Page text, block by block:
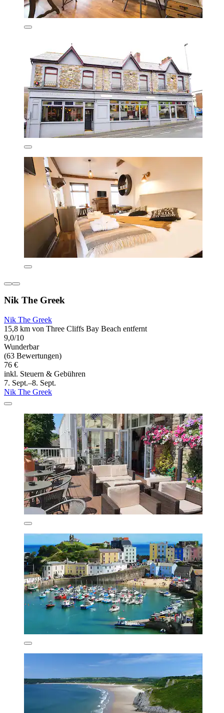
Nik The Greek
Nik The Greek
15,8 km von Three Cliffs Bay Beach entfernt
9,0/10
Wunderbar
(63 Bewertungen)
76 €
inkl. Steuern & Gebühren
7. Sept.–8. Sept.
Nik The Greek